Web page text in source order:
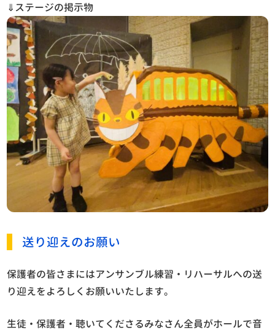
⇓ステージの掲示物
送り迎えのお願い
保護者の皆さまにはアンサンブル練習・リハーサルへの送
り迎えをよろしくお願いいたします。
生徒・保護者・聴いてくださるみなさん全員がホールで音